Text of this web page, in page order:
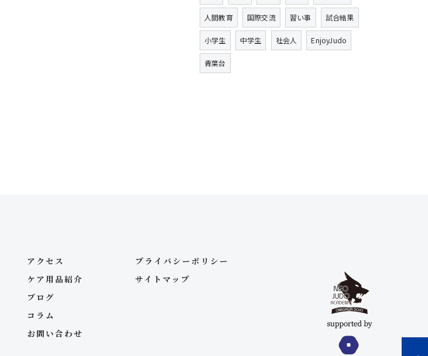
人間教育 国際交流 習い事 試合結果
小学生 中学生 社会人 EnjoyJudo
青葉台
アクセス
ケア用品紹介
ブログ
コラム
お問い合わせ
プライバシーポリシー
サイトマップ